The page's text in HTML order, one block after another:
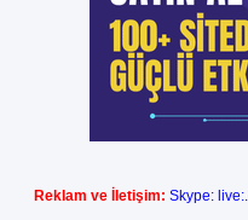
Reklam ve İletişim: Skype: